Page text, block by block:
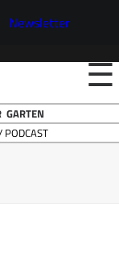
Newsletter
☰
GARTEN
PODCAST